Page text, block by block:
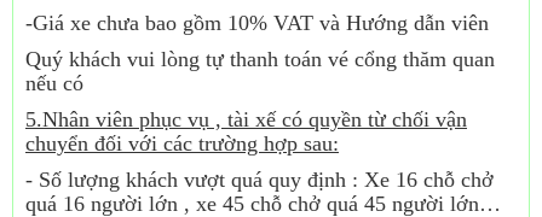
-Giá xe chưa bao gồm 10% VAT và Hướng dẫn viên
Quý khách vui lòng tự thanh toán vé cổng thăm quan
nếu có
5.Nhân viên phục vụ , tài xế có quyền từ chối vận
chuyển đối với các trường hợp sau:
- Số lượng khách vượt quá quy định : Xe 16 chỗ chở
quá 16 người lớn , xe 45 chỗ chở quá 45 người lớn…